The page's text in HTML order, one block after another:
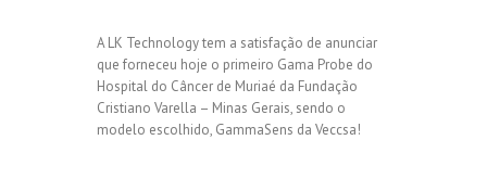
A LK Technology tem a satisfação de anunciar
que forneceu hoje o primeiro Gama Probe do
Hospital do Câncer de Muriaé da Fundação
Cristiano Varella – Minas Gerais, sendo o
modelo escolhido, GammaSens da Veccsa!